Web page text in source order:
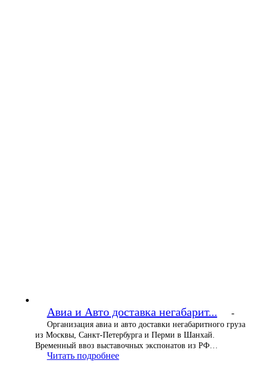
Авиа и Авто доставка негабарит... -
Организация авиа и авто доставки негабаритного груза
из Москвы, Санкт-Петербурга и Перми в Шанхай.
Временный ввоз выставочных экспонатов из РФ…
Читать подробнее